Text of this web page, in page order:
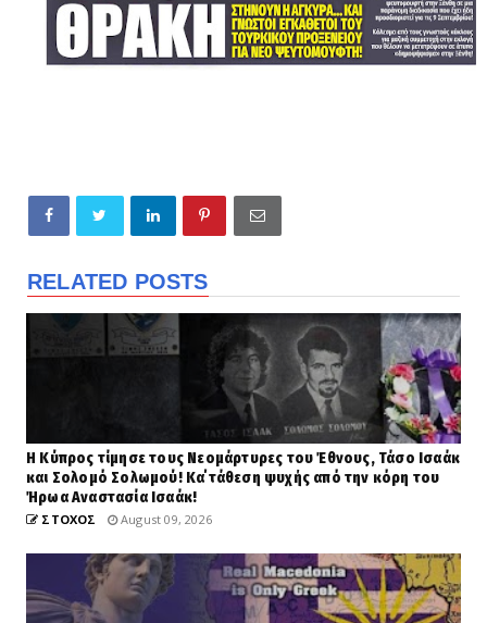
RELATED POSTS
Η Κύπρος τίμησε τους Νεομάρτυρες του Έθνους, Τάσο Ισαάκ
και Σολομό Σολωμού! Κα΄τάθεση ψυχής από την κόρη του
Ήρωα Αναστασία Ισαάκ!
ΣΤΟΧΟΣ August 09, 2026